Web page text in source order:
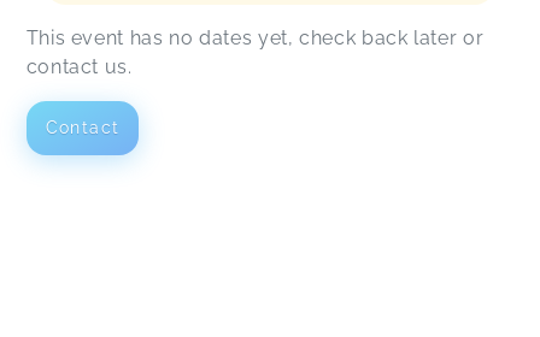
This event has no dates yet, check back later or
contact us.
Contact